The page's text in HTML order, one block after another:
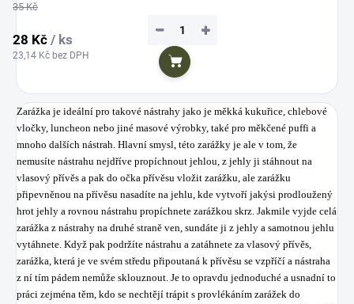
35 Kč
28 Kč / ks
23,14 Kč bez DPH
+
−
Do košíku
Zarážka je ideální pro takové nástrahy jako je měkká kukuřice, chlebové
vločky, luncheon nebo jiné masové výrobky, také pro měkčené puffi a
mnoho dalších nástrah. Hlavní smysl, této zarážky je ale v tom, že
nemusíte nástrahu nejdříve propíchnout jehlou, z jehly ji stáhnout na
vlasový přívěs a pak do očka přívěsu vložit zarážku, ale zarážku
připevněnou na přívěsu nasadíte na jehlu, kde vytvoří jakýsi prodloužený
hrot jehly a rovnou nástrahu propíchnete zarážkou skrz. Jakmile vyjde celá
zarážka z nástrahy na druhé straně ven, sundáte ji z jehly a samotnou jehlu
vytáhnete. Když pak podržíte nástrahu a zatáhnete za vlasový přívěs,
zarážka, která je ve svém středu připoutaná k přívěsu se vzpříčí a nástraha
z ní tím pádem nemůže sklouznout. Je to opravdu jednoduché a usnadní to
práci zejména těm, kdo se nechtějí trápit s provlékáním zarážek do